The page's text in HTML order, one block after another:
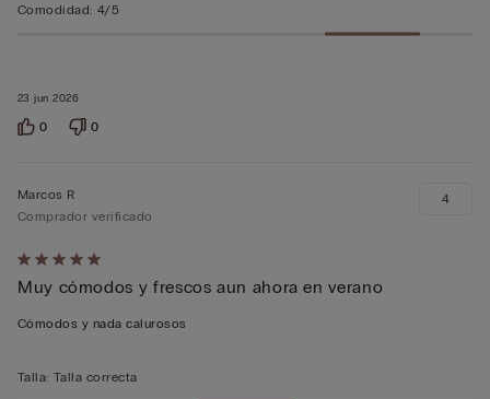
23 jun 2026
Comodidad: 4/5
0 0
Calificación
de
5
5
Marcos R
Comprador verificado
Muy cómodos y frescos aun ahora en verano
Cómodos y nada calurosos
4
Talla: Talla correcta